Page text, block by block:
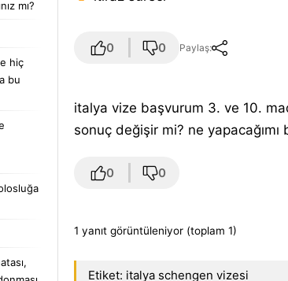
mı?
hiç
bu
0 0 Paylaş:
italya vize başvurum 3. ve 10.
sonuç değişir mi? ne yapacağımı
0 0
1 yanıt görüntüleniyor (toplam 1)
Etiket: italya schengen vizesi